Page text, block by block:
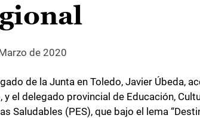
de 2020
de la Junta en Toledo, Javier Úbeda,
y el delegado provincial de Educación,
Saludables (PES), que bajo el lema